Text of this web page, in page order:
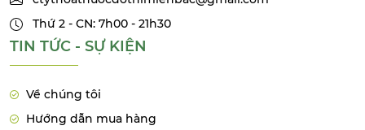
Thứ 2 - CN: 7h00 - 21h30
TIN TỨC - SỰ KIỆN
Về chúng tôi
Hướng dẫn mua hàng